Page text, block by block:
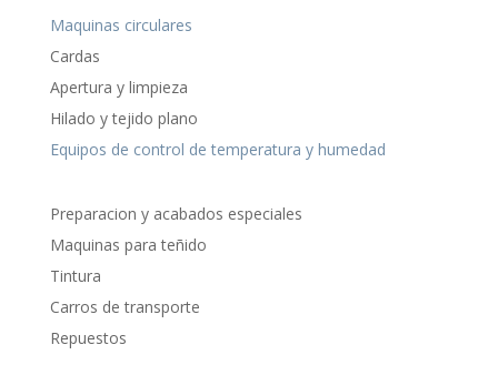
Maquinas circulares
Cardas
Apertura y limpieza
Hilado y tejido plano
Equipos de control de temperatura y humedad
Preparacion y acabados especiales
Maquinas para teñido
Tintura
Carros de transporte
Repuestos